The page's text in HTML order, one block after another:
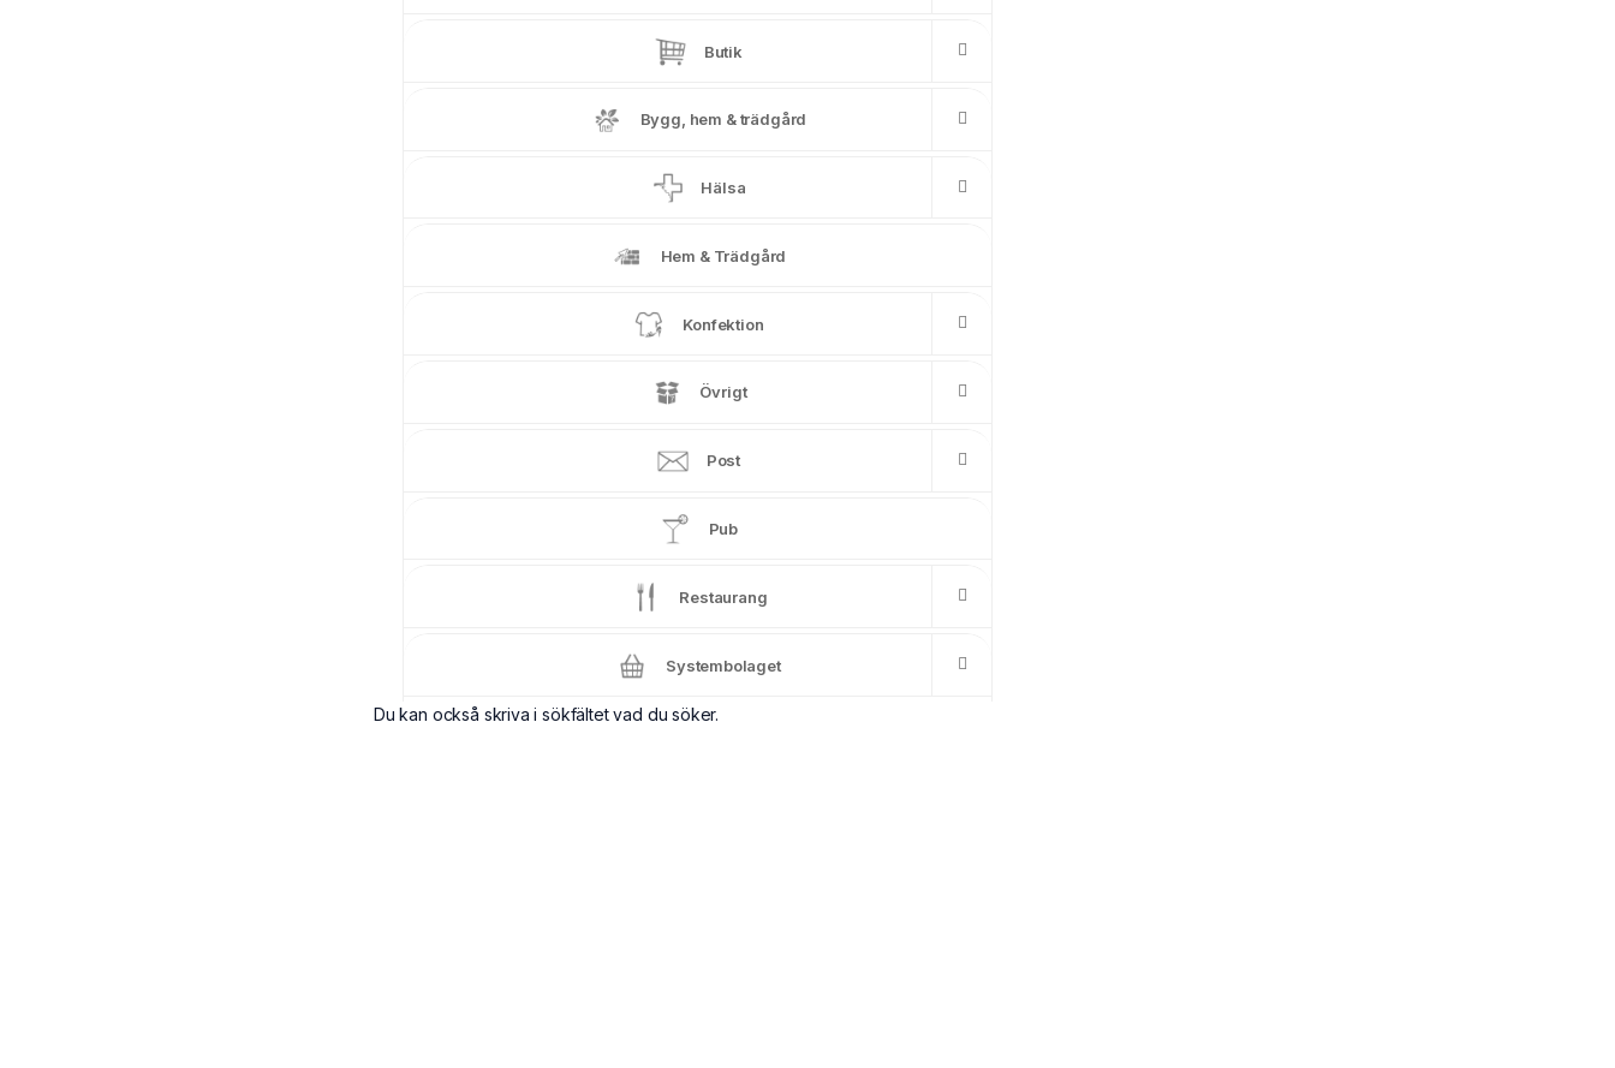
Butik
Bygg, hem & trädgård
Hälsa
Hem & Trädgård
Konfektion
Övrigt
Post
Pub
Restaurang
Systembolaget
Du kan också skriva i sökfältet vad du söker.